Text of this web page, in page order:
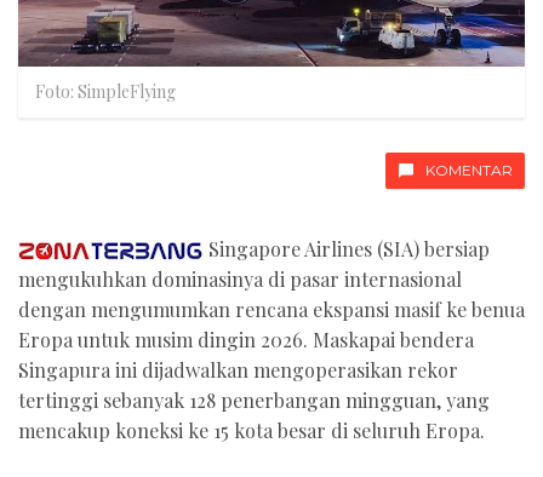
Foto: SimpleFlying
KOMENTAR
Singapore Airlines (SIA) bersiap
mengukuhkan dominasinya di pasar internasional
dengan mengumumkan rencana ekspansi masif ke benua
Eropa untuk musim dingin 2026. Maskapai bendera
Singapura ini dijadwalkan mengoperasikan rekor
tertinggi sebanyak 128 penerbangan mingguan, yang
mencakup koneksi ke 15 kota besar di seluruh Eropa.